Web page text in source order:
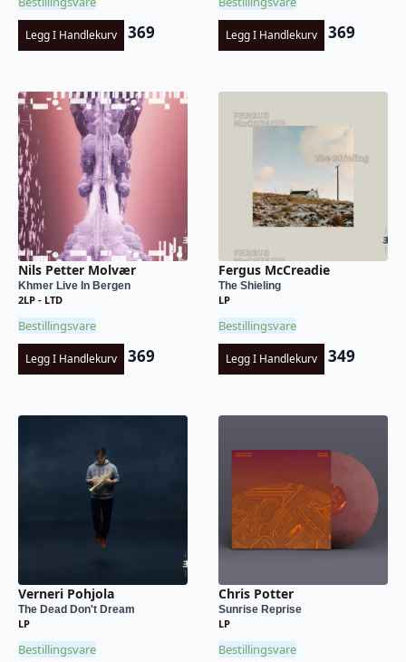
Legg I Handlekurv 369 Legg I Handlekurv 369
Nils Petter Molvær
Khmer Live In Bergen
2LP - LTD
Bestillingsvare
Legg I Handlekurv 369
Fergus McCreadie
The Shieling
LP
Bestillingsvare
Legg I Handlekurv 349
Verneri Pohjola
The Dead Don't Dream
LP
Bestillingsvare
Chris Potter
Sunrise Reprise
LP
Bestillingsvare